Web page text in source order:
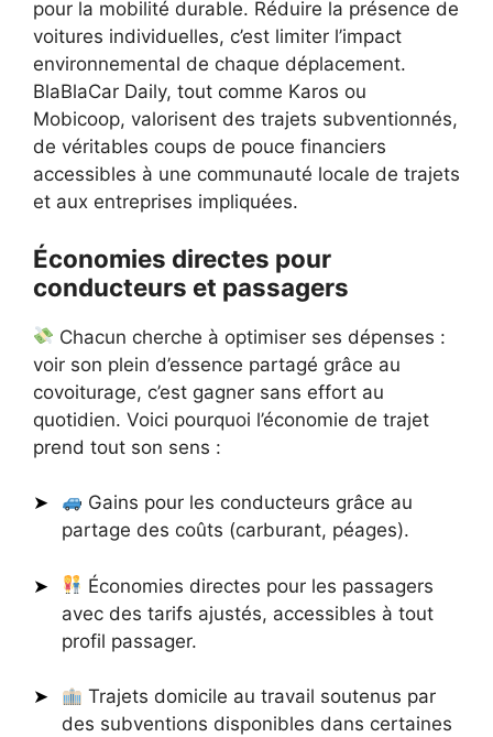
pour la mobilité durable. Réduire la présence de
voitures individuelles, c’est limiter l’impact
environnemental de chaque déplacement.
BlaBlaCar Daily, tout comme Karos ou
Mobicoop, valorisent des trajets subventionnés,
de véritables coups de pouce financiers
accessibles à une communauté locale de trajets
et aux entreprises impliquées.
Économies directes pour
conducteurs et passagers
Chacun cherche à optimiser ses dépenses :
voir son plein d’essence partagé grâce au
covoiturage, c’est gagner sans effort au
quotidien. Voici pourquoi l’économie de trajet
prend tout son sens :
Gains pour les conducteurs grâce au
partage des coûts (carburant, péages).
Économies directes pour les passagers
avec des tarifs ajustés, accessibles à tout
profil passager.
Trajets domicile au travail soutenus par
des subventions disponibles dans certaines